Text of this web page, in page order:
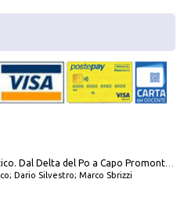
777 Alto Adriatico. Dal Delta del Po a Capo Promontore. Con QR Code
Dario Silvestro; Marco Sbrizzi